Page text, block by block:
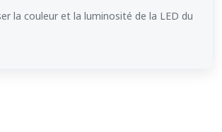
la couleur et la luminosité de la LED du